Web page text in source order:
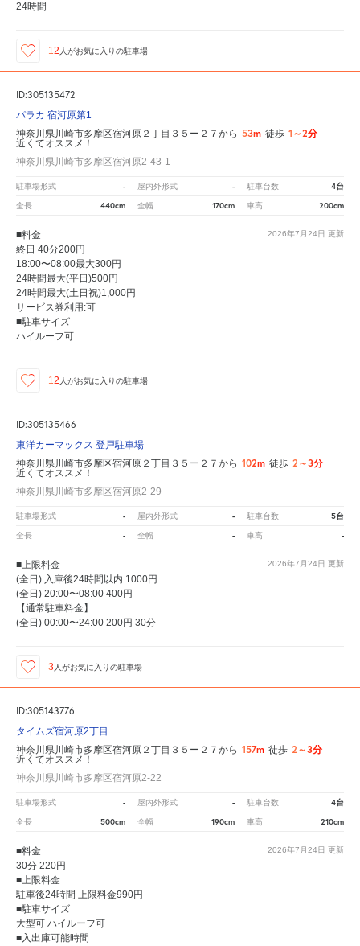
24時間
12 人がお気に入りの駐車場
ID:305135472
パラカ 宿河原第1
神奈川県川崎市多摩区宿河原２丁目３５ー２７から 53m 徒歩 1～2分
近くてオススメ！
神奈川県川崎市多摩区宿河原2-43-1
駐車場形式 - 屋内外形式 - 駐車台数 4台
全長 440cm 全幅 170cm 車高 200cm
2026年7月24日 更新
■料金
終日 40分200円
18:00〜08:00最大300円
24時間最大(平日)500円
24時間最大(土日祝)1,000円
サービス券利用:可
■駐車サイズ
ハイルーフ可
12 人がお気に入りの駐車場
ID:305135466
東洋カーマックス 登戸駐車場
神奈川県川崎市多摩区宿河原２丁目３５ー２７から 102m 徒歩 2～3分
近くてオススメ！
神奈川県川崎市多摩区宿河原2-29
駐車場形式 - 屋内外形式 - 駐車台数 5台
全長 - 全幅 - 車高 -
2026年7月24日 更新
■上限料金
(全日) 入庫後24時間以内 1000円
(全日) 20:00〜08:00 400円
【通常駐車料金】
(全日) 00:00〜24:00 200円 30分
3人がお気に入りの駐車場
ID:305143776
タイムズ宿河原2丁目
神奈川県川崎市多摩区宿河原２丁目３５ー２７から 157m 徒歩 2～3分
近くてオススメ！
神奈川県川崎市多摩区宿河原2-22
駐車場形式 - 屋内外形式 - 駐車台数 4台
全長 500cm 全幅 190cm 車高 210cm
2026年7月24日 更新
■料金
30分 220円
■上限料金
駐車後24時間 上限料金990円
■駐車サイズ
大型可 ハイルーフ可
■入出庫可能時間